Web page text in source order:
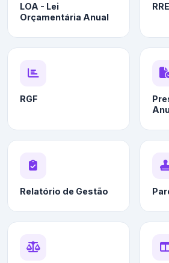
LOA - Lei
Orçamentária Anual
RGF
Relatório de Gestão